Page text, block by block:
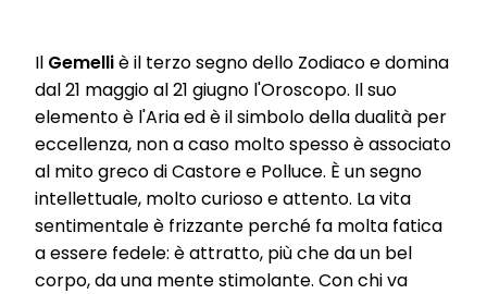
Il Gemelliè il terzo segno dello Zodiaco e domina
dal 21 maggio al 21 giugno l'Oroscopo. Il suo
elemento è l'Aria ed è il simbolo della dualità per
eccellenza, non a caso molto spesso è associato
al mito greco di Castore e Polluce. È un segno
intellettuale, molto curioso e attento. La vita
sentimentale è frizzante perché fa molta fatica
a essere fedele: è attratto, più che da un bel
corpo, da una mente stimolante. Con chi va